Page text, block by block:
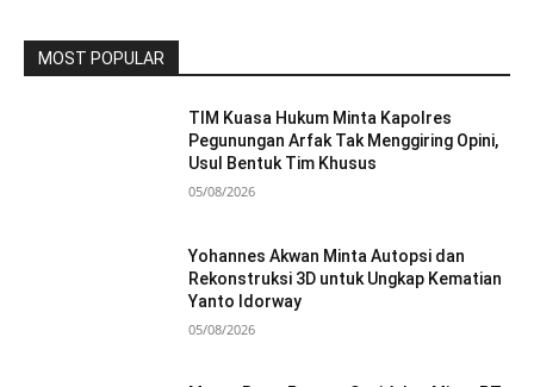
MOST POPULAR
TIM Kuasa Hukum Minta Kapolres
Pegunungan Arfak Tak Menggiring Opini,
Usul Bentuk Tim Khusus
05/08/2026
Yohannes Akwan Minta Autopsi dan
Rekonstruksi 3D untuk Ungkap Kematian
Yanto Idorway
05/08/2026